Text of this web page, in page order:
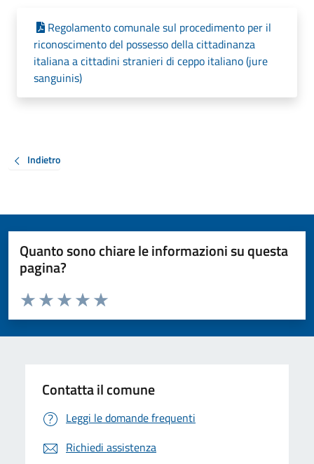
Regolamento comunale sul procedimento per il
riconoscimento del possesso della cittadinanza
italiana a cittadini stranieri di ceppo italiano (jure
sanguinis)
Indietro
Quanto sono chiare le informazioni su questa
pagina?
Valuta da 1 a 5 stelle la pagina
Valuta 5 stelle su 5
Valuta 4 stelle su 5
Valuta 3 stelle su 5
Valuta 2 stelle su 5
Valuta 1 stelle su 5
Contatta il comune
Leggi le domande frequenti
Richiedi assistenza